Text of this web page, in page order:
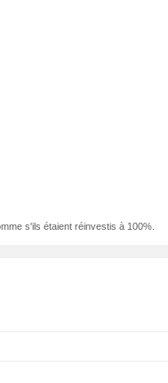
s'ils étaient réinvestis à 100%.